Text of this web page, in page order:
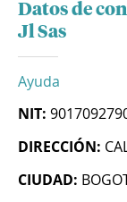
Datos de
Jl Sas
Ayuda
NIT:
DIRECCIÓN:
CIUDAD: